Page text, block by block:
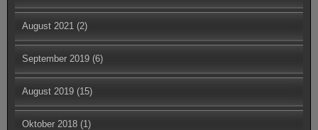
August 2021 (2)
September 2019 (6)
August 2019 (15)
Oktober 2018 (1)